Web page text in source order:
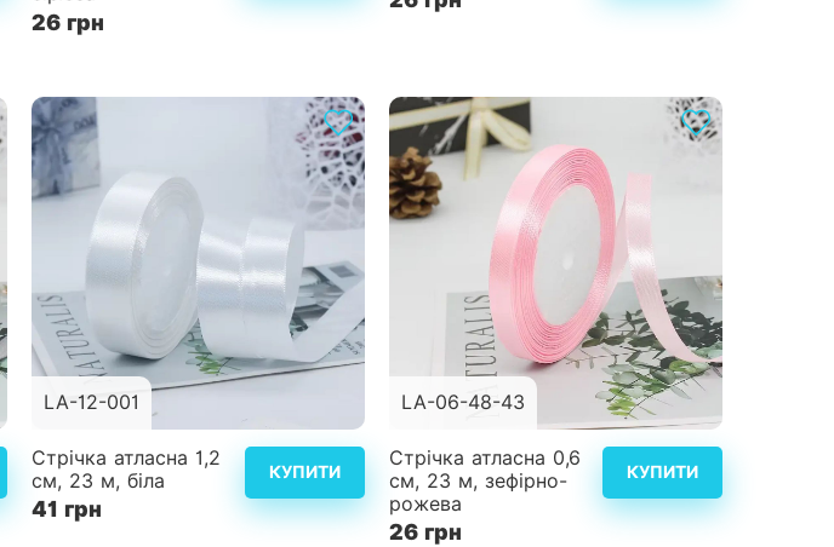
26 грн
LA-12-001
Стрічка атласна 1,2
см, 23 м, біла
41 грн
КУПИТИ
LA-06-48-43
Стрічка атласна 0,6
см, 23 м, зефірно-
рожева
26 грн
КУПИТИ